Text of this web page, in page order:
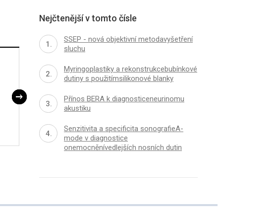
ČLÁNEK
mode v diagnostice
onemocněnívedlejších nosních dutin
Nejčtenější v tomto čísle
SSEP - nová objektivní metodavyšetření
sluchu
Myringoplastiky a rekonstrukcebubínkové
dutiny s použitímsilikonové blanky
Přínos BERA k diagnosticeneurinomu
akustiku
Senzitivita a specificita sonografieA-
mode v diagnostice
onemocněnívedlejších nosních dutin